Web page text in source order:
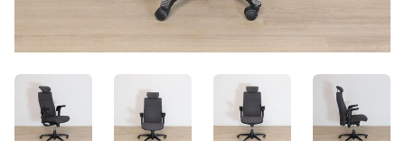
3oTD8HNSD-Hf.jpeg9_-keisDIuCM.jpeg1jXALjvSSKTO.jpeg